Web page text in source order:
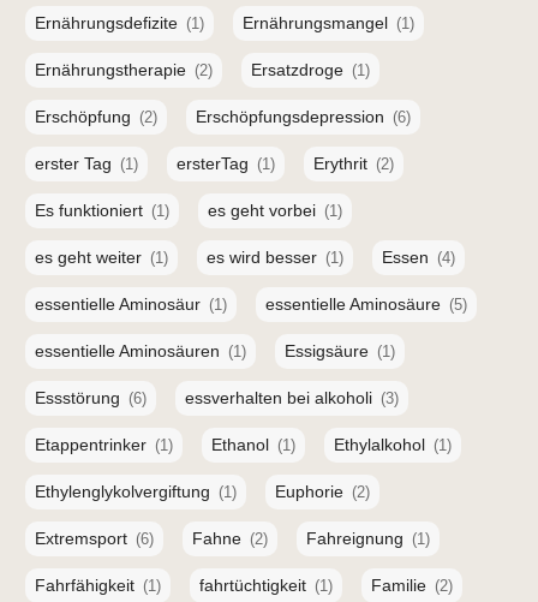
Ernährungsdefizite (1) Ernährungsmangel (1)
Ernährungstherapie (2) Ersatzdroge (1)
Erschöpfung (2) Erschöpfungsdepression (6)
erster Tag (1) ersterTag (1) Erythrit (2)
Es funktioniert (1) es geht vorbei (1)
es geht weiter (1) es wird besser (1) Essen (4)
essentielle Aminosäur (1) essentielle Aminosäure (5)
essentielle Aminosäuren (1) Essigsäure (1)
Essstörung (6) essverhalten bei alkoholi (3)
Etappentrinker (1) Ethanol (1) Ethylalkohol (1)
Ethylenglykolvergiftung (1) Euphorie (2)
Extremsport (6) Fahne (2) Fahreignung (1)
Fahrfähigkeit (1) fahrtüchtigkeit (1) Familie (2)